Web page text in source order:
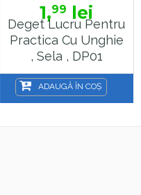
1,99 lei
Deget Lucru Pentru
Practica Cu Unghie
, Sela , DP01
ADAUGĂ ÎN COȘ